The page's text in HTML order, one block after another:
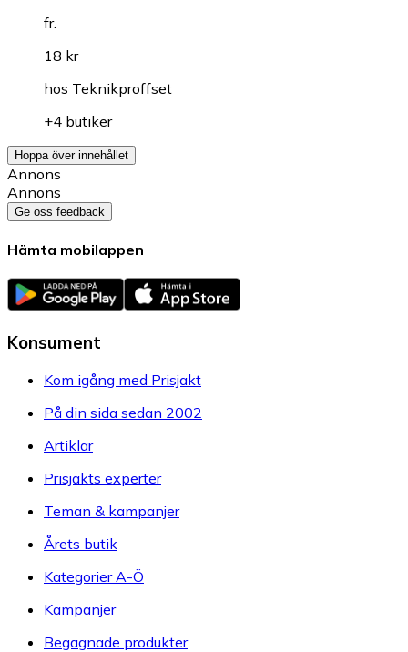
fr.
18 kr
hos Teknikproffset
+4 butiker
Hoppa över innehållet
Annons
Annons
Ge oss feedback
Hämta mobilappen
Konsument
Kom igång med Prisjakt
På din sida sedan 2002
Artiklar
Prisjakts experter
Teman & kampanjer
Årets butik
Kategorier A-Ö
Kampanjer
Begagnade produkter